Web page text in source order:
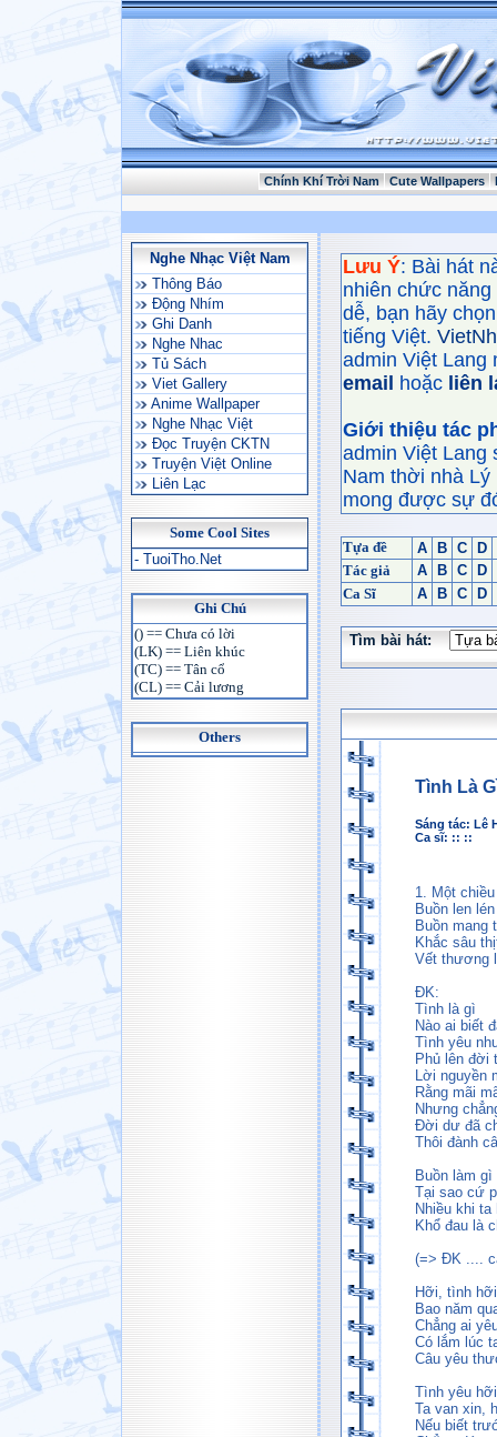
Chính Khí Trời Nam Cute Wallpapers
Nghe Nhạc Việt Nam
Thông Báo
Động Nhím
Ghi Danh
Nghe Nhac
Tủ Sách
Viet Gallery
Anime Wallpaper
Nghe Nhạc Việt
Đọc Truyện CKTN
Truyện Việt Online
Liên Lạc
Some Cool Sites
- TuoiTho.Net
Ghi Chú
() == Chưa có lời
(LK) == Liên khúc
(TC) == Tân cổ
(CL) == Cải lương
Others
Lưu Ý: Bài hát
nhiên chức
dễ, bạn hãy
tiếng Việt.
admin Việt Lang
email
hoặc liên
Giới thiệu tác
admin Việt Lang
Nam thời nhà
mong được sự
Tựa đề A B C
D
Tác giả
A B C
D
Ca Sĩ
A B C D
Tìm bài hát:
Tình Là
Sáng tác: Lê
Ca sĩ: :: ::
1. Một
Buồn len
Buồn mang
Khắc sâu
Vết thương
ĐK:
Tình là gì
Nào ai biết
Tình yêu
Phủ lên đời
Lời nguyền
Rằng mãi
Nhưng
Đời dư đã
Thôi đành
Buồn làm gì
Tại sao cứ
Nhiều khi ta
Khổ đau là
(=> ĐK ....
Hỡi, tình
Bao năm
Chẳng ai
Có lắm lúc
Câu yêu
Tình yêu
Ta van xin,
Nếu biết